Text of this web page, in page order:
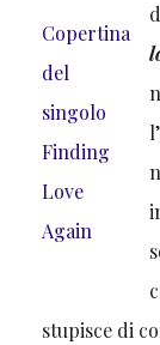
Copertina
del
singolo
Finding
Love
Again
stupisce di